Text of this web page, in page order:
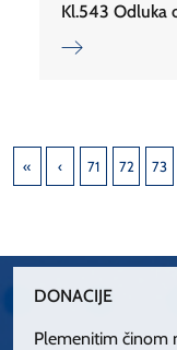
Kl.543 Odluka
71 72 73
DONACIJE
Plemenitim činom